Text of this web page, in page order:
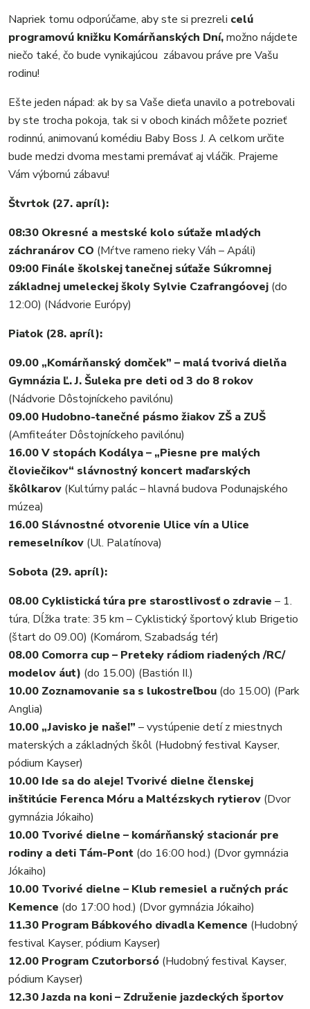
REGIÓN
ŠPORT
KULTÚRA
VIDEO
MIX
Napriek tomu odporúčame, aby ste si prezreli celú
programovú knižku Komárňanských Dní,možno nájdete
niečo také, čo bude vynikajúcou zábavou práve pre Vašu
rodinu!
Ešte jeden nápad: ak by sa Vaše dieťa unavilo a potrebovali
by ste trocha pokoja, tak si v oboch kinách môžete pozrieť
rodinnú, animovanú komédiu Baby Boss J. A celkom určite
bude medzi dvoma mestami premávať aj vláčik. Prajeme
Vám výbornú zábavu!
Štvrtok (27. apríl):
08:30 Okresné a mestské kolo súťaže mladých
záchranárov CO (Mŕtve rameno rieky Váh – Apáli)
09:00 Finále školskej tanečnej súťaže Súkromnej
základnej umeleckej školy Sylvie Czafrangóovej (do
12:00) (Nádvorie Európy)
Piatok (28. apríl):
09.00 „Komárňanský domček” – malá tvorivá dielňa
Gymnázia Ľ. J. Šuleka pre deti od 3 do 8 rokov
(Nádvorie Dôstojníckeho pavilónu)
09.00 Hudobno-tanečné pásmo žiakov ZŠ a ZUŠ
(Amfiteáter Dôstojníckeho pavilónu)
16.00 V stopách Kodálya – „Piesne pre malých
človiečikov“ slávnostný koncert maďarských
škôlkarov (Kultúrny palác – hlavná budova Podunajského
múzea)
16.00 Slávnostné otvorenie Ulice vín a Ulice
remeselníkov (Ul. Palatínova)
Sobota (29. apríl):
08.00 Cyklistická túra pre starostlivosť o zdravie – 1.
túra, Dĺžka trate: 35 km – Cyklistický športový klub Brigetio
(štart do 09.00) (Komárom, Szabadság tér)
08.00 Comorra cup – Preteky rádiom riadených /RC/
modelov áut) (do 15.00) (Bastión II.)
10.00 Zoznamovanie sa s lukostreľbou (do 15.00) (Park
Anglia)
10.00 „Javisko je naše!” – vystúpenie detí z miestnych
materských a základných škôl (Hudobný festival Kayser,
pódium Kayser)
10.00 Ide sa do aleje! Tvorivé dielne členskej
inštitúcie Ferenca Móru a Maltézskych rytierov (Dvor
gymnázia Jókaiho)
10.00 Tvorivé dielne – komárňanský stacionár pre
rodiny a deti Tám-Pont (do 16:00 hod.) (Dvor gymnázia
Jókaiho)
10.00 Tvorivé dielne – Klub remesiel a ručných prác
Kemence (do 17:00 hod.) (Dvor gymnázia Jókaiho)
11.30 Program Bábkového divadla Kemence (Hudobný
festival Kayser, pódium Kayser)
12.00 Program Czutorborsó (Hudobný festival Kayser,
pódium Kayser)
12.30 Jazda na koni – Združenie jazdeckých športov